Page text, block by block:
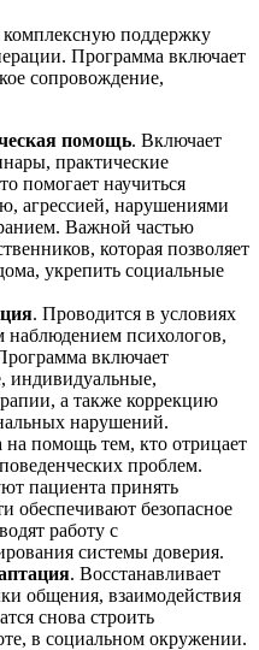
поддержку
Программа включает
сопровождение,
помощь. Включает
практические
помогает научиться
агрессией, нарушениями
Важной частью
которая позволяет
укрепить социальные
. Проводится в условиях
наблюдением психологов,
включает
индивидуальные,
а также коррекцию
нарушений.
на помощь тем, кто отрицает
проблем.
пациента принять
обеспечивают безопасное
работу с
системы доверия.
. Восстанавливает
общения, взаимодействия
снова строить
в социальном окружении.